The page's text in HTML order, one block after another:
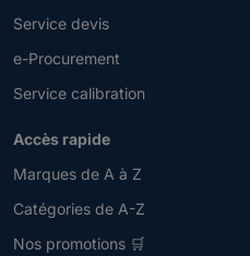
Service devis
e-Procurement
Service calibration
Accès rapide
Marques de A à Z
Catégories de A-Z
Nos promotions 🛒